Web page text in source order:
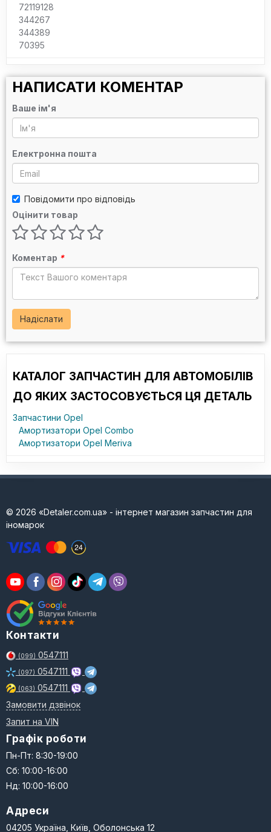
72119128
344267
344389
70395
НАПИСАТИ КОМЕНТАР
Ваше ім'я
Електронна пошта
Повідомити про відповідь
Оцінити товар
Коментар *
Надіслати
КАТАЛОГ ЗАПЧАСТИН ДЛЯ АВТОМОБІЛІВ
ДО ЯКИХ ЗАСТОСОВУЄТЬСЯ ЦЯ ДЕТАЛЬ
Запчастини Opel
Амортизатори Opel Combo
Амортизатори Opel Meriva
© 2026 «Detaler.com.ua» - інтернет магазин запчастин для
іномарок
Контакти
(099) 0547111
(097) 0547111
(063) 0547111
Замовити дзвінок
Запит на VIN
Графік роботи
Пн-Пт: 8:30-19:00
Сб: 10:00-16:00
Нд: 10:00-16:00
Адреси
04205 Україна, Київ, Оболонська 12